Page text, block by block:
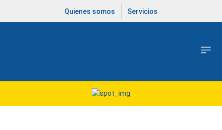
Quienes somos Servicios